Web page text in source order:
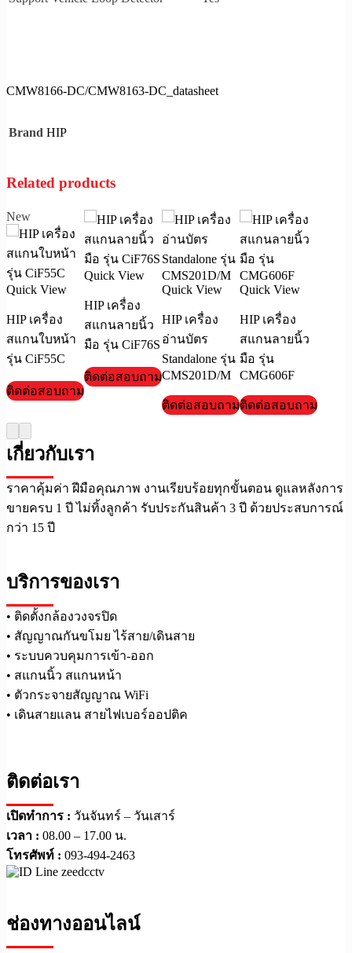
CMW8166-DC/CMW8163-DC_datasheet
Brand HIP
Related products
New
Quick View
HIP เครื่อง
สแกนใบหน้า
รุ่น CiF55C
ติดต่อสอบถาม
Quick View
HIP เครื่อง
สแกนลายนิ้ว
มือ รุ่น CiF76S
ติดต่อสอบถาม
Quick View
HIP เครื่อง
อ่านบัตร
Standalone รุ่น
CMS201D/M
ติดต่อสอบถาม
Quick View
HIP เครื่อง
สแกนลายนิ้ว
มือ รุ่น
CMG606F
ติดต่อสอบถาม
เกี่ยวกับเรา
ราคาคุ้มค่า ฝีมือคุณภาพ งานเรียบร้อยทุกขั้นตอน ดูแลหลังการ
ขายครบ 1 ปี ไม่ทิ้งลูกค้า รับประกันสินค้า 3 ปี ด้วยประสบการณ์
กว่า 15 ปี
บริการของเรา
• ติดตั้งกล้องวงจรปิด
• สัญญาณกันขโมย ไร้สาย/เดินสาย
• ระบบควบคุมการเข้า-ออก
• สแกนนิ้ว สแกนหน้า
• ตัวกระจายสัญญาณ WiFi
• เดินสายแลน สายไฟเบอร์ออปติค
ติดต่อเรา
เปิดทำการ : วันจันทร์ – วันเสาร์
เวลา : 08.00 – 17.00 น.
โทรศัพท์ : 093-494-2463
ช่องทางออนไลน์